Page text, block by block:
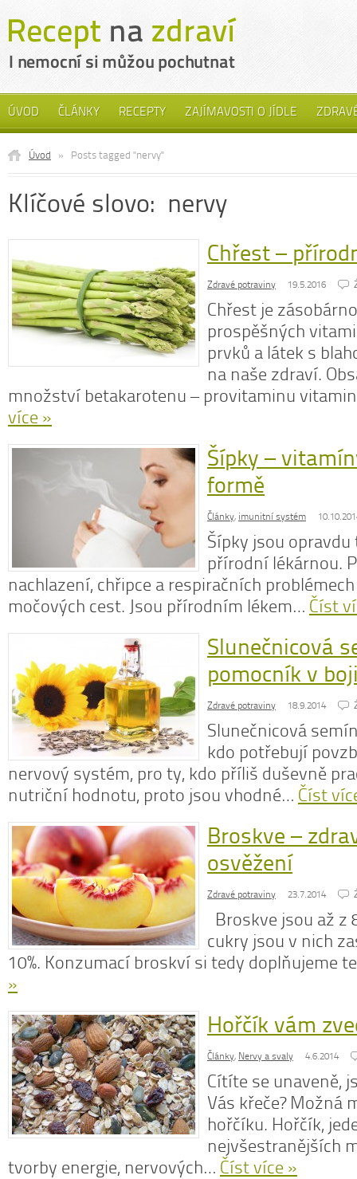
ÚVOD ČLÁNKY RECEPTY ZAJÍMAVOSTI O JÍDLE
Úvod » Posts tagged "nervy"
Klíčové slovo: nervy
Chřest –
Zdravé potraviny 19.5.2016
Chřest je
prospěšných
prvků a látek s
na naše zdraví.
množství betakarotenu – provitaminu
více »
Šípky –
formě
Články, imunitní systém
Šípky jsou
přírodní lékárnou.
nachlazení, chřipce a respiračních
močových cest. Jsou přírodním lékem… Číst
Slunečnicová
pomocník v
Zdravé potraviny 18.9.2014
Slunečnicová
kdo potřebují
nervový systém, pro ty, kdo příliš duševně
nutriční hodnotu, proto jsou vhodné… Číst
Broskve –
osvěžení
Zdravé potraviny 23.7.2014
Broskve jsou až z
cukry jsou v nich
10%. Konzumací broskví si tedy doplňujeme
»
Hořčík vám
Články, Nervy a svaly 4.6.2014
Cítíte se unaveně,
Vás křeče? Možná
hořčíku. Hořčík,
nejvšestranějších
tvorby energie, nervových… Číst více »